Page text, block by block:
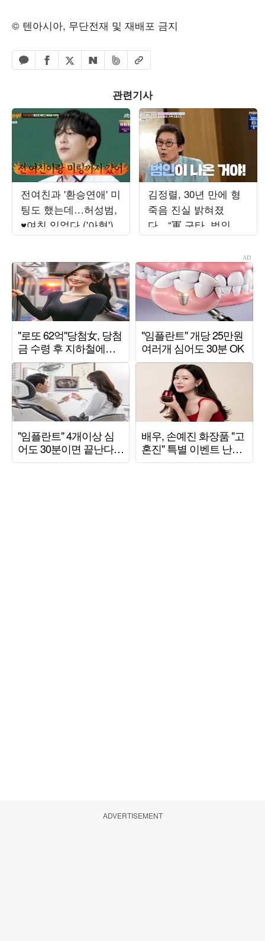
© 텐아시아, 무단전재 및 재배포 금지
카카오톡 공유하기
페이스북 공유하기
엑스 공유하기
네이버 공유하기
밴드 공유하기
URL복사
관련기사
전여친과 '환승연애' 미
팅도 했는데…허성범,
♥여친 있었다 ('아형')
김정렬, 30년 만에 형
죽음 진실 밝혀졌
다…“軍 구타, 범인이
사죄” (‘데이앤나잇’)
ADVERTISEMENT